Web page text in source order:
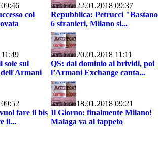
col
22.01.2018 09:37
Repubblica: Petrucci "Bastano
6 stranieri, Milano si...
sole sul
dell'Armani
20.01.2018 11:11
QS: dal dominio ai brividi, poi
l’Armani Exchange canta...
fare il bis
il...
18.01.2018 09:21
Il Giorno: finalmente Milano!
Malaga va al tappeto